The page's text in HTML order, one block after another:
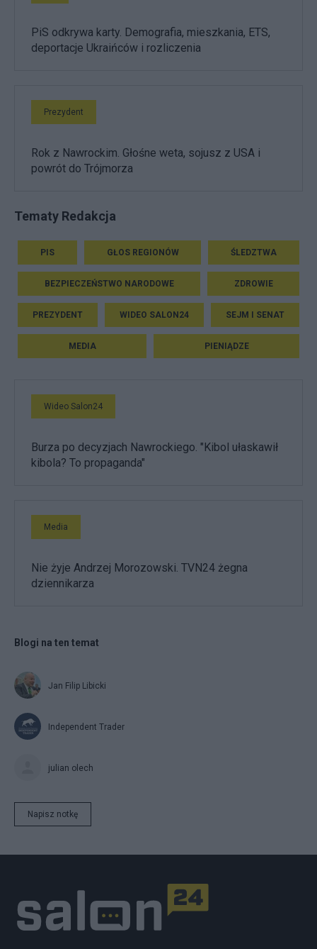
PiS odkrywa karty. Demografia, mieszkania, ETS,
deportacje Ukraińców i rozliczenia
Prezydent
Rok z Nawrockim. Głośne weta, sojusz z USA i
powrót do Trójmorza
Tematy Redakcja
PIS GŁOS REGIONÓW ŚLEDZTWA
BEZPIECZEŃSTWO NARODOWE ZDROWIE
PREZYDENT WIDEO SALON24 SEJM I SENAT
MEDIA PIENIĄDZE
Wideo Salon24
Burza po decyzjach Nawrockiego. "Kibol ułaskawił
kibola? To propaganda"
Media
Nie żyje Andrzej Morozowski. TVN24 żegna
dziennikarza
Blogi na ten temat
Jan Filip Libicki
Independent Trader
julian olech
Napisz notkę